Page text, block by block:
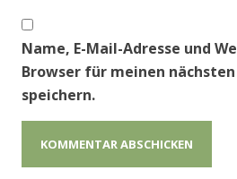
Name, E-Mail-Adresse und
Browser für meinen
speichern.